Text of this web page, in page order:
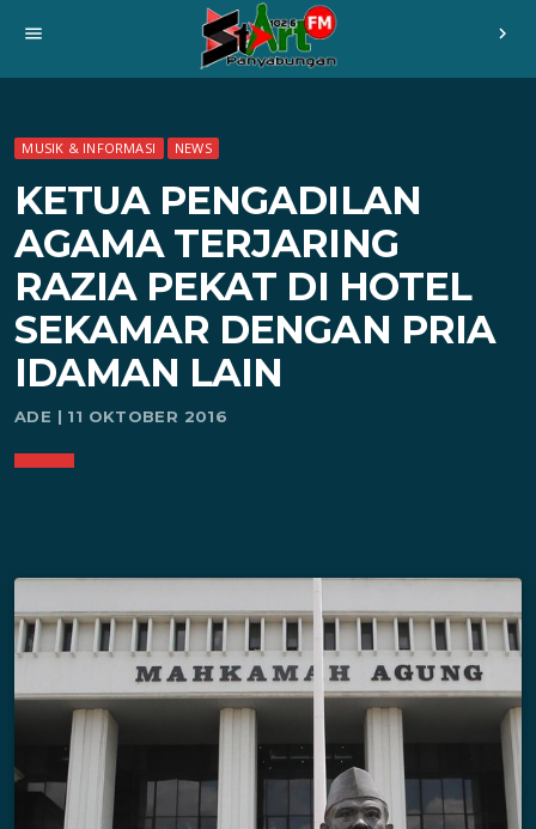
menu chevron_right
MUSIK & INFORMASI NEWS
KETUA PENGADILAN
AGAMA TERJARING
RAZIA PEKAT DI HOTEL
SEKAMAR DENGAN PRIA
IDAMAN LAIN
ADE | 11 OKTOBER 2016